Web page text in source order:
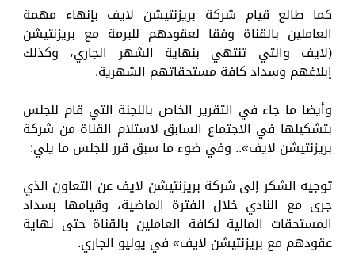
كما طالع قيام شركة بريزنتيشن لايف بإنهاء مهمة
العاملين بالقناة وفقا لعقودهم للبرمة مع بريزنتيشن
(لايف والتي تنتهي بنهاية الشهر الجاري، وكذلك
إبلاغهم وسداد كافة مستحقاتهم الشهرية.
وأيضا ما جاء في التقرير الخاص باللجنة التي قام للجلس
بتشكيلها في الاجتماع السابق لاستلام القناة من شركة
بريزنتيشن لايف».. وفي ضوء ما سبق قرر للجلس ما يلي:
توجيه الشكر إلى شركة بريزنتيشن لايف عن التعاون الذي
جرى مع النادي خلال الفترة الماضية، وقيامها بسداد
المستحقات المالية لكافة العاملين بالقناة حتى نهاية
عقودهم مع بريزنتيشن لايف» في يوليو الجاري.